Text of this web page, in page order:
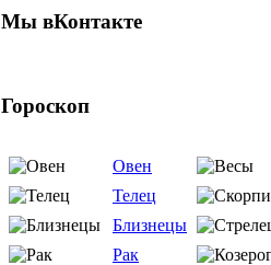
Мы вКонтакте
Гороскоп
Овен
Телец
Близнецы
Рак